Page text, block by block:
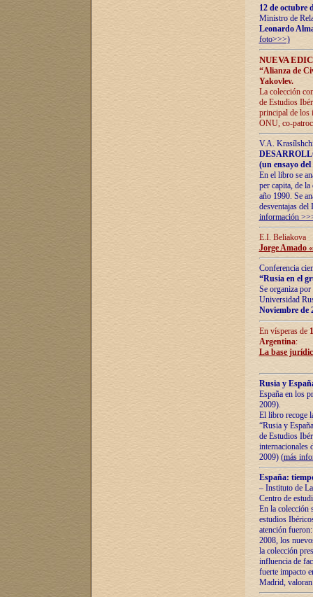
12 de octubre
Ministro de
Leonardo
foto>>>)
NUEVA
“Alianza de
Yakovlev.
La colección
de Estudios
principal de los
ONU, co-
V.A.
(un ensayo
En el libro se
per capita, de
año 1990. Se
desventajas
información
E.I. Beliakova
Jorge Amado
Conferencia
“Rusia en el
Se organiza
Universidad
Noviembre de
En vísperas de
Argentina:
La base
Rusia y
España en los
2009).
El libro recoge
“Rusia y
de Estudios
internacionales
2009) (más
España:
– Instituto de
Centro de
En la colección
estudios
atención
2008, los
la colección
influencia de
fuerte impacto
Madrid,